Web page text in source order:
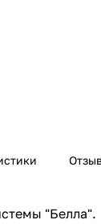
"Белла".